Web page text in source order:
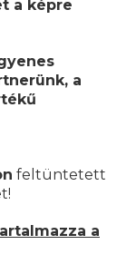
a képre
a
feltüntetett
a